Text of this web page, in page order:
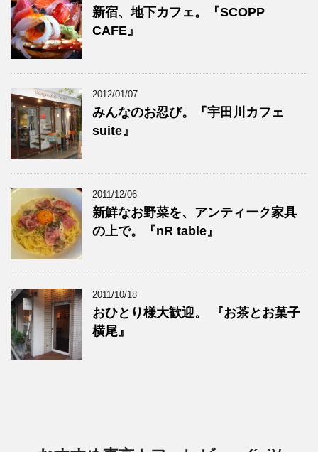
新宿、地下カフェ。『SCOPP
CAFE』
2012/01/07
みんなのお忍び。『宇田川カフェ
suite』
2011/12/06
新鮮なお野菜を、アンティーク家具
の上で。『nR table』
2011/10/18
おひとり様大歓迎。 『お茶とお菓子
横尾』